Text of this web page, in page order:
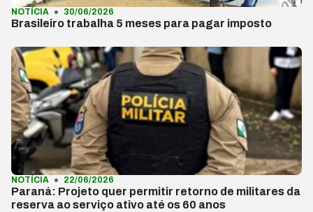
NOTÍCIA 30/06/2026
Brasileiro trabalha 5 meses para pagar imposto
NOTÍCIA 22/06/2026
Paraná: Projeto quer permitir retorno de militares da
reserva ao serviço ativo até os 60 anos